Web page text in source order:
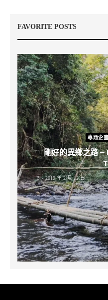
FAVORITE POSTS
專題企
剛好的異鄉之路
B 2019 年 2 月 12 日